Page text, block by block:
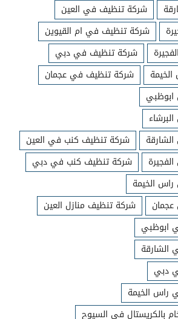
شركة تنظيف في العين
شركة تنظيف في ام القيوين
شركة تنظيف في دبي
شركة تنظيف في عجمان
شركة تنظيف كنب في العين
شركة تنظيف كنب في دبي
الخيمة
شركة تنظيف منازل العين
ابوظبي
الشارقة
دبي
راس الخيمة
بالكريستال في السيوح